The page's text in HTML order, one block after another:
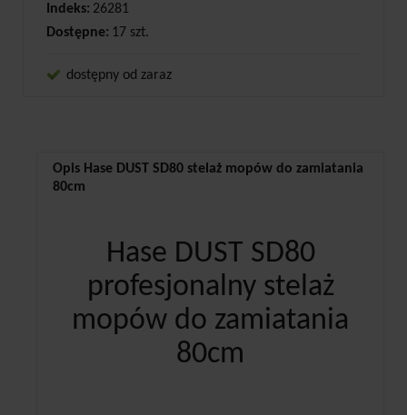
Indeks: 26281
Dostępne: 17 szt.
dostępny od zaraz
Opis Hase DUST SD80 stelaż mopów do zamiatania
80cm
Hase DUST SD80
profesjonalny stelaż
mopów do zamiatania
80cm